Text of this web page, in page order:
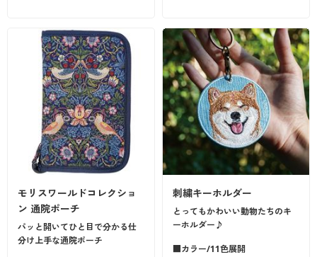
モリスワールドコレクショ
ン 通院ポーチ
パッと開いてひと目で分かる仕
分け上手な通院ポーチ
刺繍キーホルダー
とってもかわいい動物たちのキ
ーホルダー♪
■カラー/11色展開